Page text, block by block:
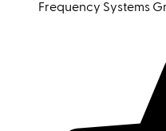
Frequency Systems